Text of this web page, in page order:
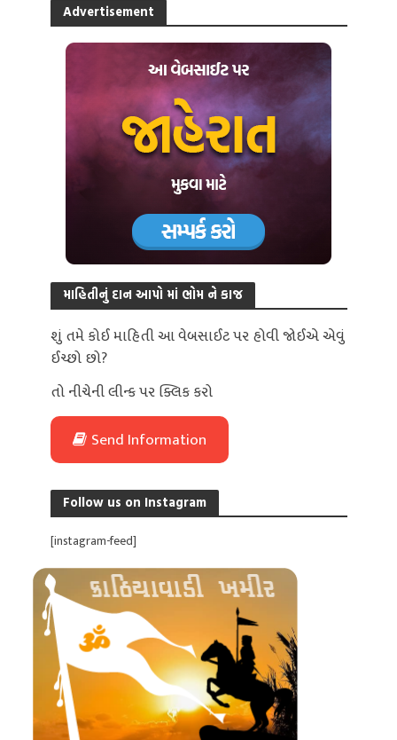
Advertisement
માહિતીનું દાન આપો માં ભોમ ને કાજ
શું તમે કોઈ માહિતી આ વેબસાઈટ પર હોવી જોઈએ એવું
ઈચ્છો છો?
તો નીચેની લીન્ક પર ક્લિક કરો
Send Information
Follow us on Instagram
[instagram-feed]